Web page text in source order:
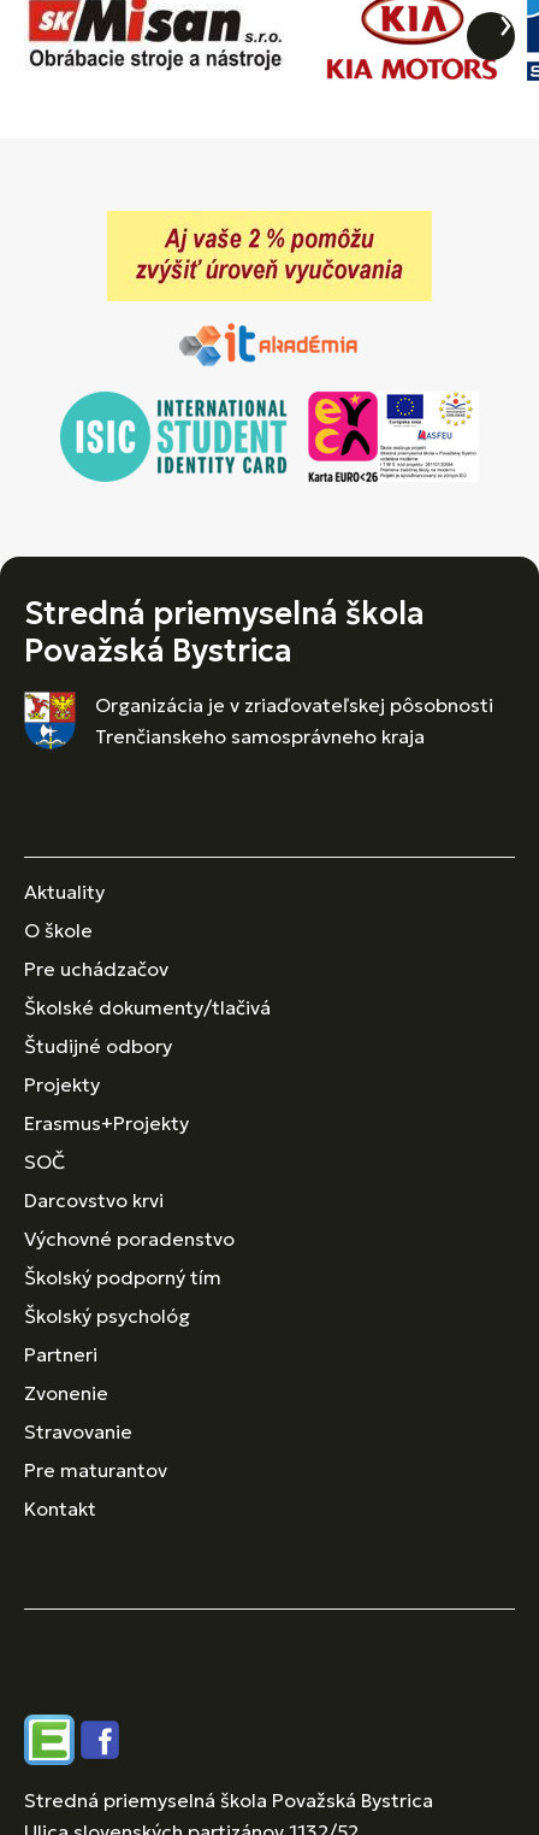
Stredná priemyselná škola
Považská Bystrica
Organizácia je v zriaďovateľskej pôsobnosti
Trenčianskeho samosprávneho kraja
Aktuality
O škole
Pre uchádzačov
Školské dokumenty/tlačivá
Študijné odbory
Projekty
Erasmus+Projekty
SOČ
Darcovstvo krvi
Výchovné poradenstvo
Školský podporný tím
Školský psychológ
Partneri
Zvonenie
Stravovanie
Pre maturantov
Kontakt
EdupageFacebook
Stredná priemyselná škola Považská Bystrica